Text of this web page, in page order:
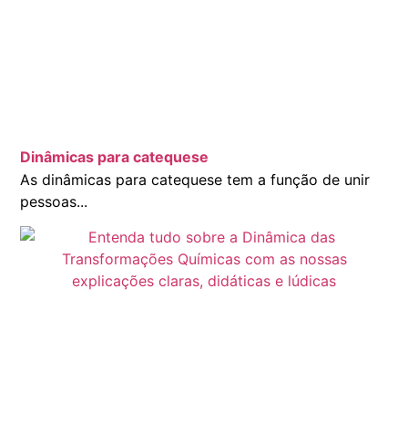
Dinâmicas para catequese
As dinâmicas para catequese tem a função de unir
pessoas...